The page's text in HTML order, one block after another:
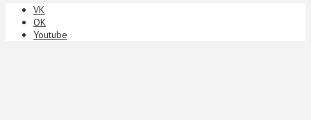
VK
ОК
Youtube